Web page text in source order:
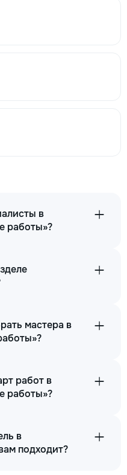
в
работы»?
мастера в
работ в
работы»?
в
подходит?